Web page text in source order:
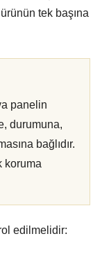
tek başına
panelin
durumuna,
bağlıdır.
koruma
edilmelidir: